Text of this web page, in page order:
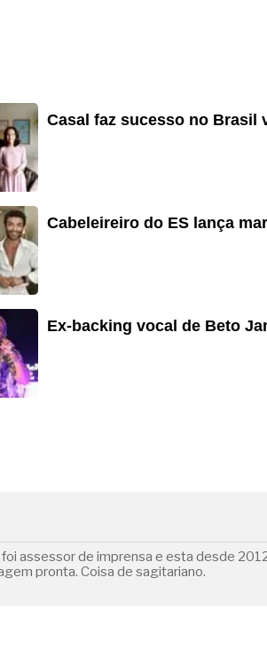
Casal faz sucesso no Brasil
Cabeleireiro do ES lança
Ex-backing vocal de Beto
assessor de imprensa e esta desde
pronta. Coisa de sagitariano.